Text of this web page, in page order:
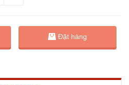
Đặt hàng